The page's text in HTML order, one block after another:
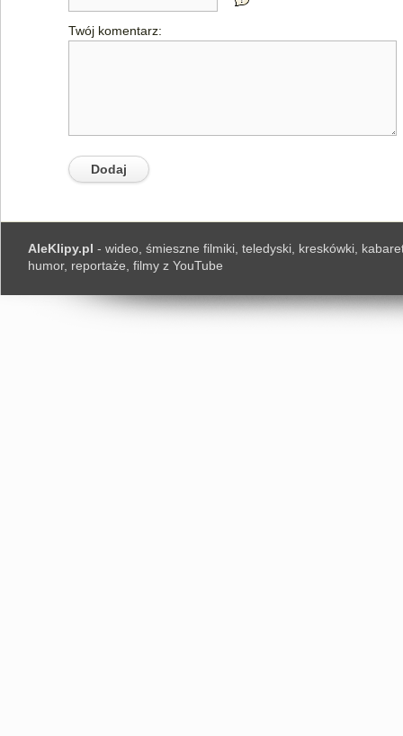
Twój komentarz:
AleKlipy.pl - wideo, śmieszne filmiki, teledyski, kreskówki,
humor, reportaże, filmy z YouTube